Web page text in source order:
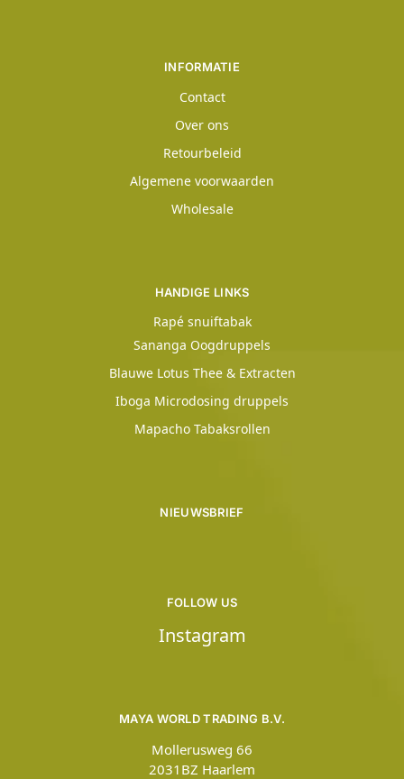
INFORMATIE
Contact
Over ons
Retourbeleid
Algemene voorwaarden
Wholesale
HANDIGE LINKS
Rapé snuiftabak
Sananga Oogdruppels
Blauwe Lotus Thee & Extracten
Iboga Microdosing druppels
Mapacho Tabaksrollen
MAYA WORLD TRADING B.V.
Mollerusweg 66
2031BZ Haarlem
NIEUWSBRIEF
FOLLOW US
Instagram